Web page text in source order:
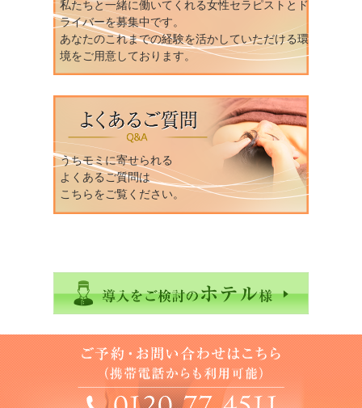
私たちと一緒に働いてくれる女性セラピストとド
ライバーを募集中です。
あなたのこれまでの経験を活かしていただける環
境をご用意しております。
うちモミに寄せられる
よくあるご質問は
こちらをご覧ください。